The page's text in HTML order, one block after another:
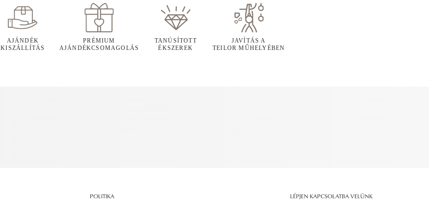
AJÁNDÉK
KISZÁLLÍTÁS
PRÉMIUM
AJÁNDÉKCSOMAGOLÁS
TANÚSÍTOTT
ÉKSZEREK
JAVÍTÁS A
TEILOR MŰHELYÉBEN
POLITIKA LÉPJEN KAPCSOLATBA VELÜNK